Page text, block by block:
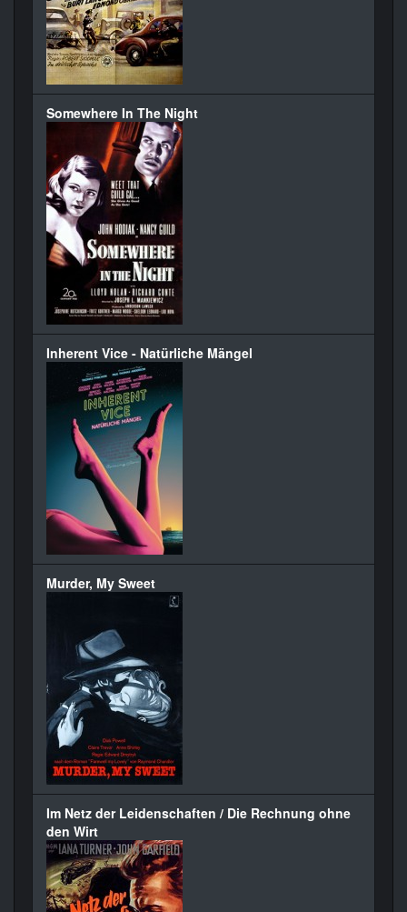
Somewhere In The Night
Inherent Vice - Natürliche Mängel
Murder, My Sweet
Im Netz der Leidenschaften / Die Rechnung ohne
den Wirt